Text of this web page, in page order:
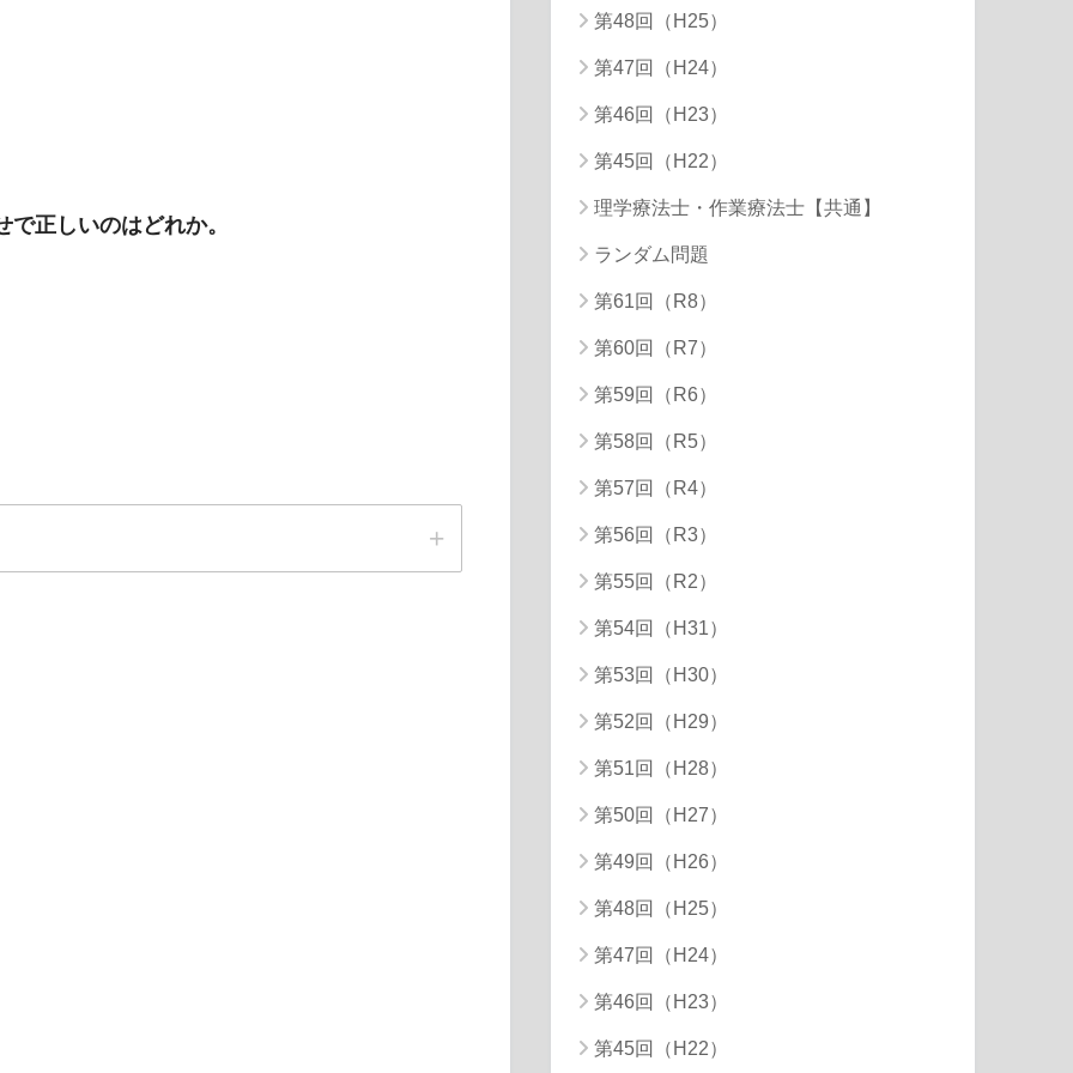
正しいのはどれか。
第48回（H25）
第47回（H24）
第46回（H23）
第45回（H22）
理学療法士・作業療法士【共通】
ランダム問題
第61回（R8）
第60回（R7）
第59回（R6）
第58回（R5）
第57回（R4）
第56回（R3）
第55回（R2）
第54回（H31）
第53回（H30）
第52回（H29）
第51回（H28）
第50回（H27）
第49回（H26）
第48回（H25）
第47回（H24）
第46回（H23）
第45回（H22）